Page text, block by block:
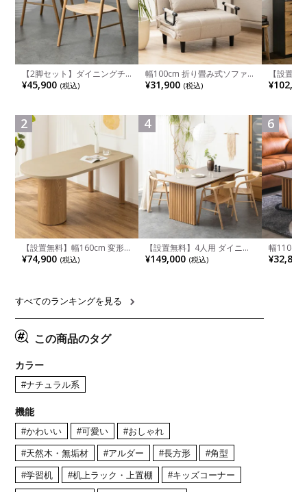
【2脚セット】ダイニングチ
ェア 木製 LUGA 肘付き チェ
ア 天然木 リビング椅子 板座
ュラル ブラウン 完成品
¥45,900 (税込)
2
【設置無料】幅160cm 変形
半円 ダイニングテーブル モ
ルタル風 LENAS コンクリー
リア風 グレージュ
¥74,900 (税込)
幅100cm 折り畳み式ソファ
ベッド コンパクト リクライ
ニング カウチスタイル 省ス
¥31,900 (税込)
4
【設置無料】4人用 ダイニン
グテーブルセット 5点 LUGA
セラミックテーブル おしゃれ
¥149,000 (税込)
【設置
チンカウ
板 引き出
れ ウッデ
ル グレー
6
幅110cm
木目調 リ
付き 長方
¥32,800
すべてのランキングを見る
この商品のタグ
カラー
#ナチュラル系
機能
#かわいい #可愛い #おしゃれ
#天然木・無垢材 #アルダー #長方形 #角型
#学習机 #机上ラック・上置棚 #キッズコーナー